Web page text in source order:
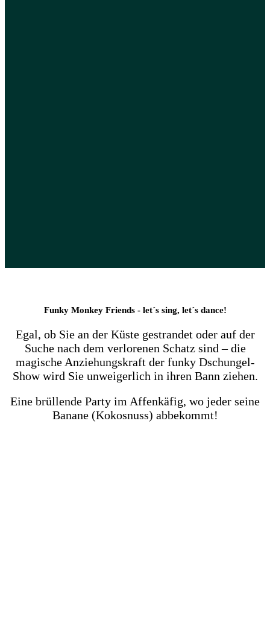
Funky Monkey Friends - let´s sing, let´s dance!
Egal, ob Sie an der Küste gestrandet oder auf der
Suche nach dem verlorenen Schatz sind – die
magische Anziehungskraft der funky Dschungel-
Show wird Sie unweigerlich in ihren Bann ziehen.
Eine brüllende Party im Affenkäfig, wo jeder seine
Banane (Kokosnuss) abbekommt!